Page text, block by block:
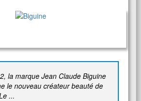
la marque Jean Claude Biguine
le nouveau créateur beauté de
...